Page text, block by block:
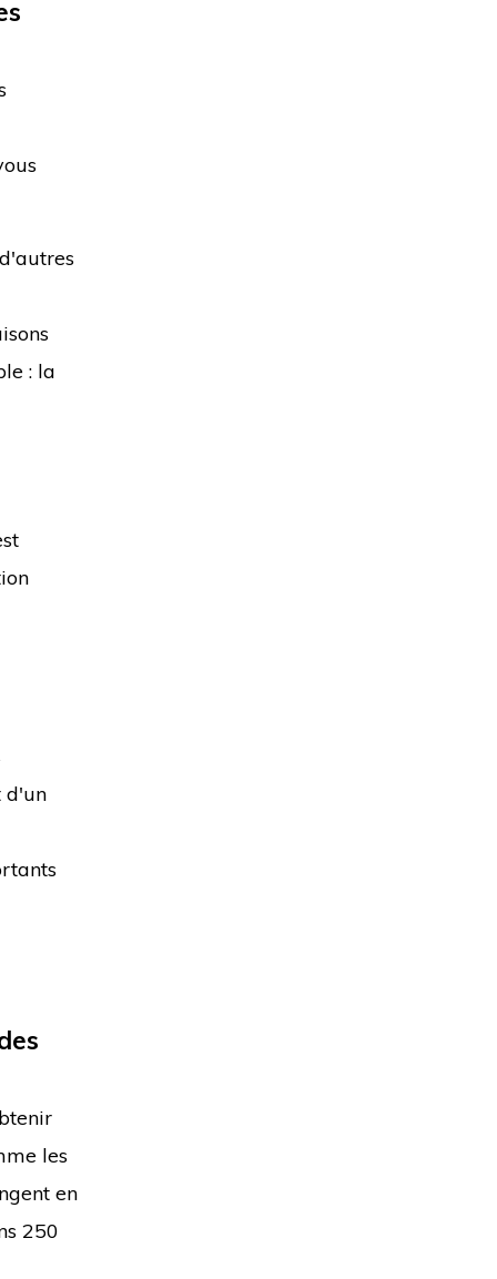
: la
d'un
les
en
250